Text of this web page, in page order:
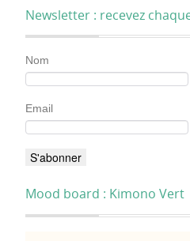
Newsletter : recevez
Nom
Email
Mood board : Kimono Vert